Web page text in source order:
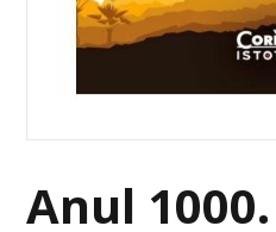
Anul 1000.